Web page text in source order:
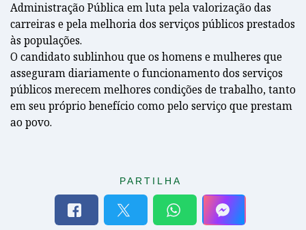
Administração Pública em luta pela valorização das
carreiras e pela melhoria dos serviços públicos prestados
às populações.
O candidato sublinhou que os homens e mulheres que
asseguram diariamente o funcionamento dos serviços
públicos merecem melhores condições de trabalho, tanto
em seu próprio benefício como pelo serviço que prestam
ao povo.
PARTILHA